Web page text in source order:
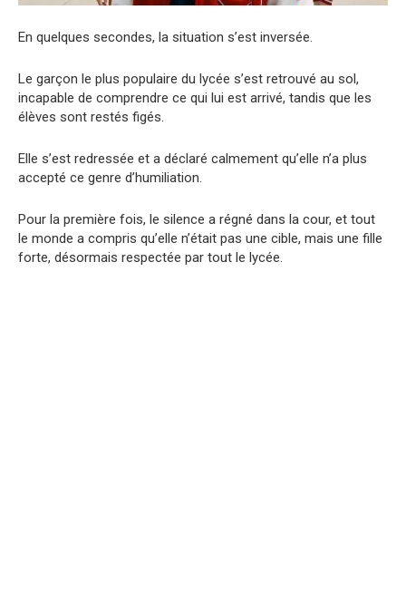
En quelques secondes, la situation s’est inversée.
Le garçon le plus populaire du lycée s’est retrouvé au sol,
incapable de comprendre ce qui lui est arrivé, tandis que les
élèves sont restés figés.
Elle s’est redressée et a déclaré calmement qu’elle n’a plus
accepté ce genre d’humiliation.
Pour la première fois, le silence a régné dans la cour, et tout
le monde a compris qu’elle n’était pas une cible, mais une fille
forte, désormais respectée par tout le lycée.